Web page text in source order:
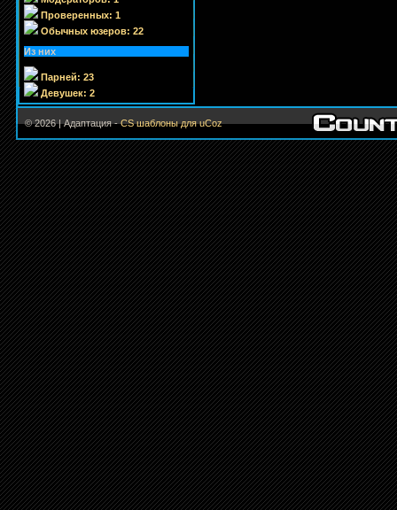
Проверенных: 1
Обычных юзеров: 22
Из них
Парней: 23
Девушек: 2
© 2026 | Адаптация -CS шаблоны для uCoz